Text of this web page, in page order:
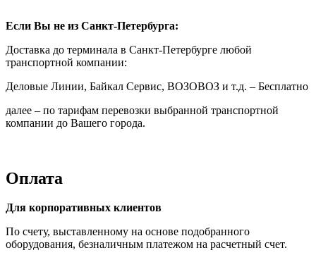
Если Вы не из Санкт-Петербурга:
Доставка до терминала в Санкт-Петербурге любой
транспортной компании:
Деловые Линии, Байкал Сервис, ВОЗОВОЗ и т.д. – Бесплатно
далее – по тарифам перевозки выбранной транспортной
компании до Вашего города.
Оплата
Для корпоративных клиентов
По счету, выставленному на основе подобранного
оборудования, безналичным платежом на расчетный счет.